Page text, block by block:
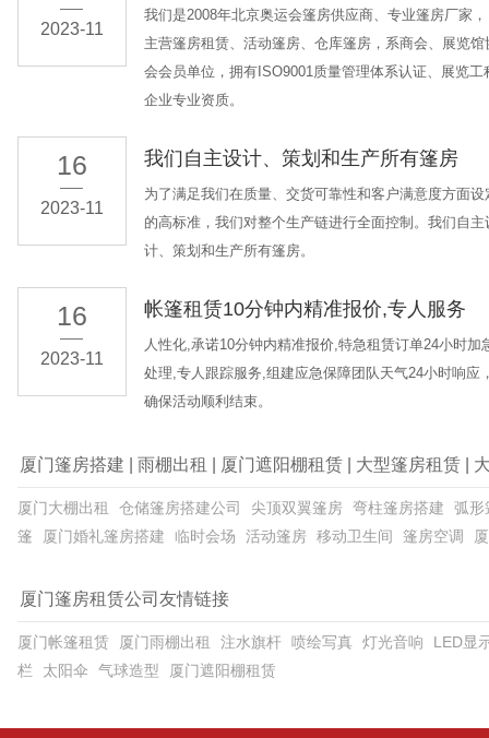
2023-11
我们是2008年北京奥运会篷房供应商、专业篷房厂家，
主营篷房租赁、活动篷房、仓库篷房，系商会、展览馆
会会员单位，拥有ISO9001质量管理体系认证、展览工
企业专业资质。
16
2023-11
我们自主设计、策划和生产所有篷房
为了满足我们在质量、交货可靠性和客户满意度方面设
的高标准，我们对整个生产链进行全面控制。我们自主
计、策划和生产所有篷房。
16
2023-11
帐篷租赁10分钟内精准报价,专人服务
人性化,承诺10分钟内精准报价,特急租赁订单24小时加
处理,专人跟踪服务,组建应急保障团队天气24小时响应
确保活动顺利结束。
厦门篷房搭建 雨棚出租 厦门遮阳棚租赁| 大型篷房租赁|
厦门大棚出租 仓储篷房搭建公司 尖顶双翼篷房 弯柱篷房搭建
弧形
篷
厦门婚礼篷房搭建 临时会场 活动篷房 移动卫生间 篷房空调
厦门篷房租赁公司友情链接
厦门帐篷租赁 厦门雨棚出租 注水旗杆 喷绘写真 灯光音响
LED显
栏
太阳伞 气球造型 厦门遮阳棚租赁